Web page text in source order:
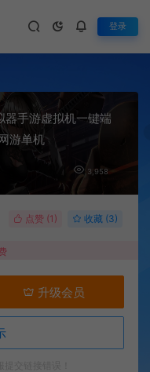
登录
手游虚拟机一键端
游单机
3,958
点赞 (1 ) 收藏 (3)
升级会员